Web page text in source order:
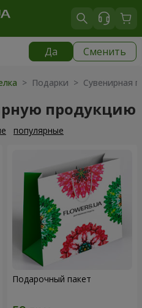
Да Сменить
> Подарки > Сувенирная
продукцию
популярные
Подарочный пакет